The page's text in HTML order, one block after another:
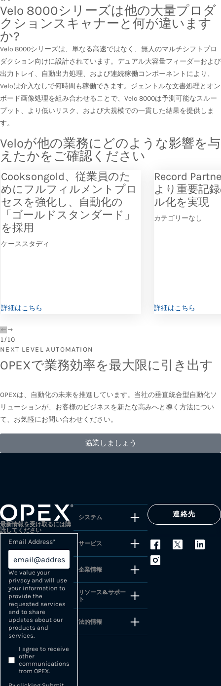
Velo 8000シリーズは他の大量プロダ
クションスキャナーと何が違います
か?
Velo 8000シリーズは、単なる高速ではなく、無人のマルチシフトプロ
ダクション向けに設計されています。デュアル大容量フィーダーおよび
出力トレイ、自動出力処理、および連続稼働コンポーネントにより、
Veloは介入なしで何時間も稼働できます。ジェントルな文書処理とオン
ボード画像処理を組み合わせることで、Velo 8000は予測可能なスルー
プット、より低いリスク、および大規模での一貫した結果を提供しま
す。
Veloが他の業務にどのような影響を与
えたかをご確認ください
Cooksongold、従業員のた
めにフルフィルメントプロ
セスを強化し、自動化の
「ゴールドスタンダード」
を採用
ケーススタディ
詳細はこちら
Record
より重要記
ル化を実現
カテゴリーなし
詳細はこちら
1/10
NEXT LEVEL AUTOMATION
OPEXで業務効率を最大限に引き出す
OPEXは、自動化の未来を推進しています。当社の垂直統合型自動化ソ
リューションが、お客様のビジネスを新たな高みへと導く方法につい
て、お気軽にお問い合わせください。
協業しましょう
最新情報を受け取るには購
読してください
Email Address*
We value your
privacy and will use
your information to
provide the
requested services
and to share
updates about our
products and
services.
I agree to receive
other
communications
from OPEX.
システム
サービス
企業情報
リソース&サポー
ト
法的情報
連絡先